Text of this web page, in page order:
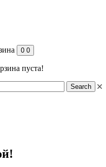
0 0
пуста!
Search